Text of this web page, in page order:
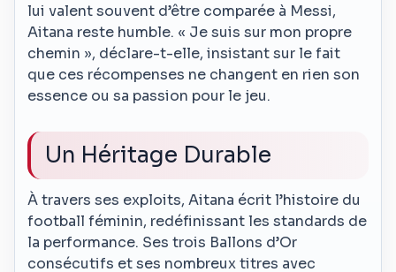
lui valent souvent d’être comparée à Messi,
Aitana reste humble. « Je suis sur mon propre
chemin », déclare-t-elle, insistant sur le fait
que ces récompenses ne changent en rien son
essence ou sa passion pour le jeu.
Un Héritage Durable
À travers ses exploits, Aitana écrit l’histoire du
football féminin, redéfinissant les standards de
la performance. Ses trois Ballons d’Or
consécutifs et ses nombreux titres avec